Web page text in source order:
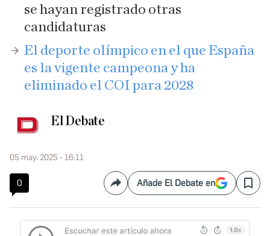
se hayan registrado otras
candidaturas
El deporte olímpico en el que España
es la vigente campeona y ha
eliminado el COI para 2028
El Debate
05 may. 2025 - 16:11
0 CompartirAñade El Debate en Save